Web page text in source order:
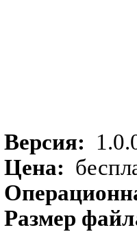
Версия:
Цена:
Размер